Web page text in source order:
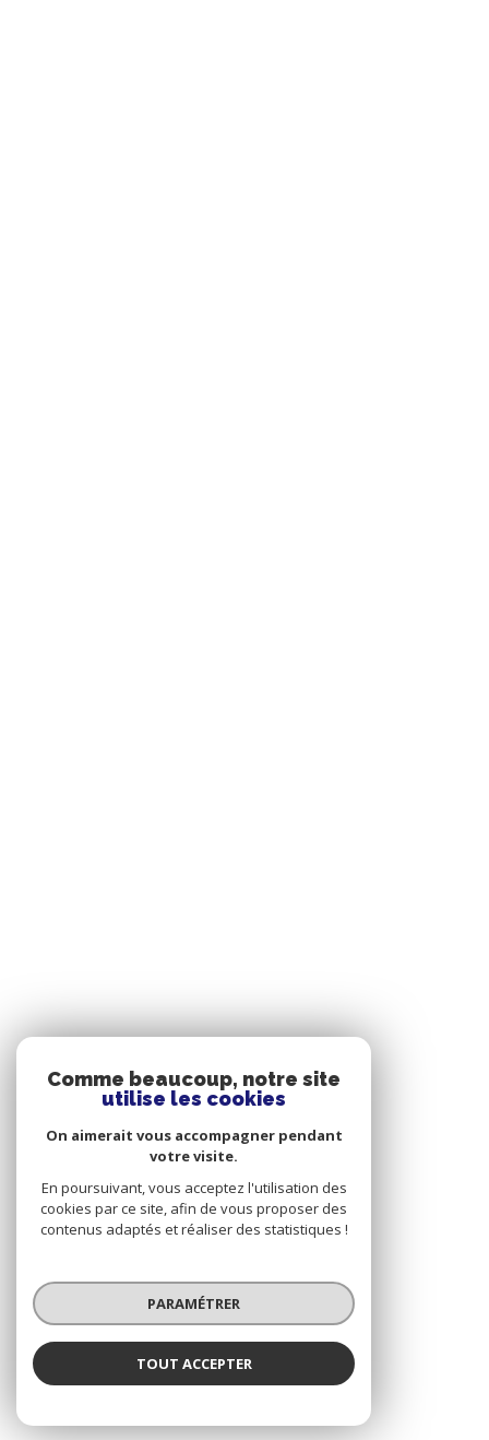
Comme beaucoup, notre site
utilise les cookies
On aimerait vous accompagner pendant
votre visite.
En poursuivant, vous acceptez l'utilisation des
cookies par ce site, afin de vous proposer des
contenus adaptés et réaliser des statistiques !
PARAMÉTRER
TOUT ACCEPTER